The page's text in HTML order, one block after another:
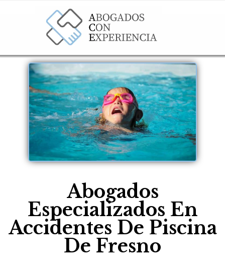
Abogados
Especializados En
Accidentes De Piscina
De Fresno